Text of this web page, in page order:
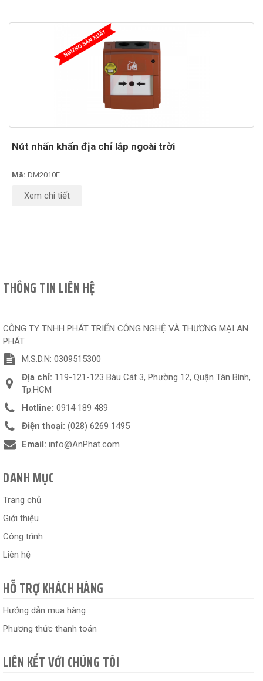
Nút nhấn khẩn địa chỉ lắp ngoài trời
Mã: DM2010E
Xem chi tiết
THÔNG TIN LIÊN HỆ
CÔNG TY TNHH PHÁT TRIỂN CÔNG NGHỆ VÀ THƯƠNG MẠI AN
PHÁT
M.S.D.N: 0309515300
Địa chỉ: 119-121-123 Bàu Cát 3, Phường 12, Quận Tân Bình,
Tp.HCM
Hotline: 0914 189 489
Điện thoại: (028) 6269 1495
Email: info@AnPhat.com
DANH MỤC
Trang chủ
Giới thiệu
Công trình
Liên hệ
HỖ TRỢ KHÁCH HÀNG
Hướng dẫn mua hàng
Phương thức thanh toán
LIÊN KẾT VỚI CHÚNG TÔI